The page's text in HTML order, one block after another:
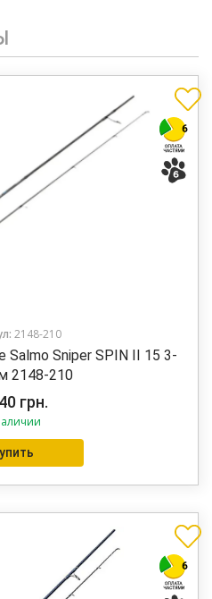
2148-210
Sniper SPIN II 15 3-
2148-210
грн.